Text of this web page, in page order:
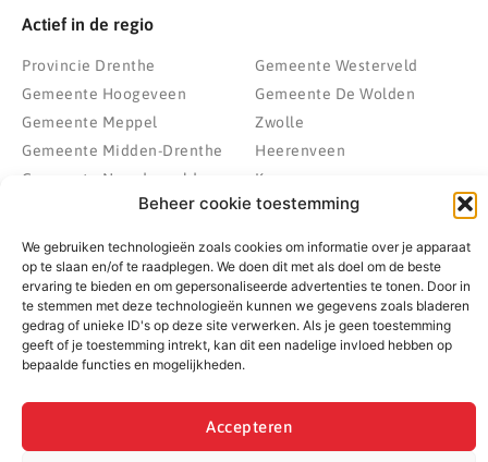
Beheer cookie toestemming
We gebruiken technologieën zoals cookies om informatie over je apparaat
op te slaan en/of te raadplegen. We doen dit met als doel om de beste
ervaring te bieden en om gepersonaliseerde advertenties te tonen. Door in
te stemmen met deze technologieën kunnen we gegevens zoals bladeren
gedrag of unieke ID's op deze site verwerken. Als je geen toestemming
geeft of je toestemming intrekt, kan dit een nadelige invloed hebben op
bepaalde functies en mogelijkheden.
Accepteren
Actief in de regio
Provincie Drenthe
Gemeente Hoogeveen
Gemeente Meppel
Gemeente Midden-Drenthe
Gemeente Noordenveld
Gemeente Noordoostpolder
Gemeente Weststellingwerf
Gemeente Westerveld
Gemeente De Wolden
Zwolle
Heerenveen
Kampen
Emmeloord
© 2022 - 2026 BespaarPartner | Alle rechten voorbehouden